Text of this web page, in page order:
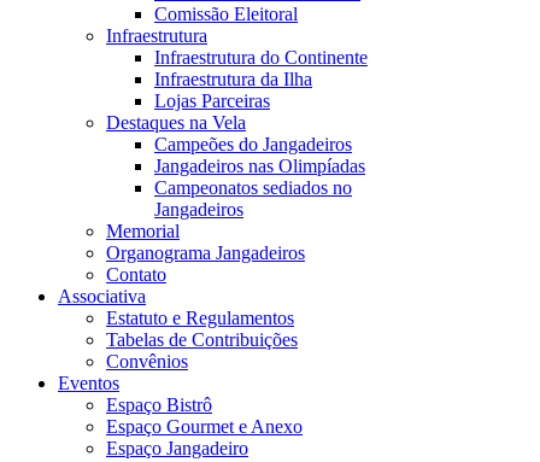
Comissão Eleitoral
Infraestrutura
Infraestrutura do Continente
Infraestrutura da Ilha
Lojas Parceiras
Destaques na Vela
Campeões do Jangadeiros
Jangadeiros nas Olimpíadas
Campeonatos sediados no
Jangadeiros
Memorial
Organograma Jangadeiros
Contato
Associativa
Estatuto e Regulamentos
Tabelas de Contribuições
Convênios
Eventos
Espaço Bistrô
Espaço Gourmet e Anexo
Espaço Jangadeiro